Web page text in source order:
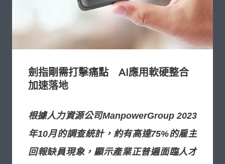
劍指剛需打擊痛點 AI應用軟硬整合
加速落地
根據人力資源公司ManpowerGroup 2023
年10月的調查統計，約有高達75%的雇主
回報缺員現象，顯示產業正普遍面臨人才